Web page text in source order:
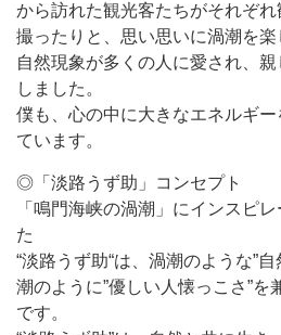
から訪れた観光客たちがそれぞ
撮ったりと、思い思いに渦潮を
自然現象が多くの人に愛され、
しました。
僕も、心の中に大きなエネルギ
ています。
◎「淡路うず助」コンセプト
「鳴門海峡の渦潮」にインスピ
た
“淡路うず助“は、渦潮のような”
潮のように”優しい人懐っこさ”を
です。